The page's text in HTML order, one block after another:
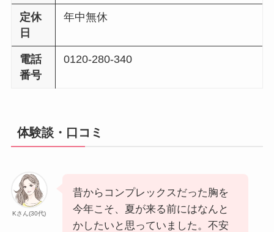
定休
日
年中無休
電話
番号
0120-280-340
体験談・口コミ
Kさん(30代)
昔からコンプレックスだった胸を
今年こそ、夏が来る前にはなんと
かしたいと思っていました。不安